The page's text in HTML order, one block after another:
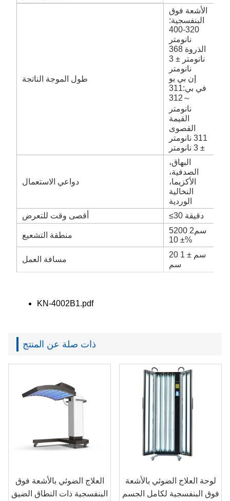
طول الموجة الناتجة
الأشعة فوق
البنفسجية:
320-400
نانومتر
الذروة 368
نانومتر ± 3
نانومتر
إن بي يو
في بي:311
～312
نانومتر
القيمة
القصوى
311 نانومتر
± 3 نانومتر
دواعي الاستعمال
البهاق،
الصدفية،
الأكزيما،
النخالية
الوردية
أقصى وقت للتعرض
≤30 دقيقة
منطقة التشعيع
5200 سم2
± 10%
مسافة العمل
20 سم ± 1
سم
KN-4002B1.pdf
ذات صلة عن المنتج
العلاج الضوئي بالأشعة فوق
البنفسجية ذات النطاق الضيق
لوحة العلاج الضوئي بالأشعة
فوق البنفسجية لكامل الجسم